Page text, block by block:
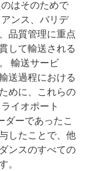
はそのためで
ンス、バリデ
品質管理に重点
して輸送される
輸送サービ
送過程における
めに、これらの
イオポート
ダーであったこ
したことで、他
ンスのすべての
。